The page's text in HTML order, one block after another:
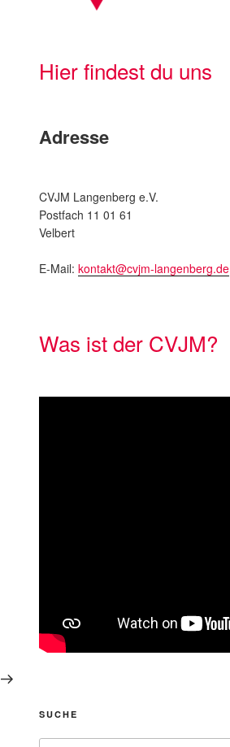
Nächster
Beitrag
Hier findest du uns
Adresse
CVJM Langenberg e.V.
Postfach 11 01 61
Velbert
E-Mail: kontakt@cvjm-langenberg.de
Was ist der CVJM?
SUCHE